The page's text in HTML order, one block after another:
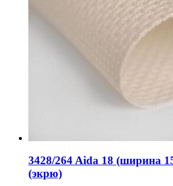
3428/264 Aida 18 (ширина
(экрю)